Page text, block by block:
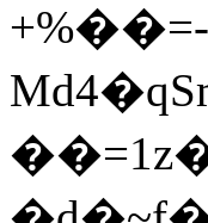
+%��=-